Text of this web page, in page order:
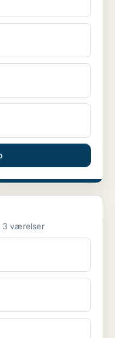
Lejlighed til salg i 6000 Kolding 3 værelser